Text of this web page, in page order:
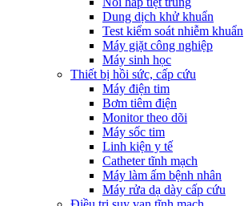
Dung dịch khử khuẩn
Test kiểm soát nhiễm khuẩn
Máy giặt công nghiệp
Máy sinh học
Thiết bị hồi sức, cấp cứu
Máy điện tim
Bơm tiêm điện
Monitor theo dõi
Máy sốc tim
Linh kiện y tế
Catheter tĩnh mạch
Máy làm ấm bệnh nhân
Máy rửa dạ dày cấp cứu